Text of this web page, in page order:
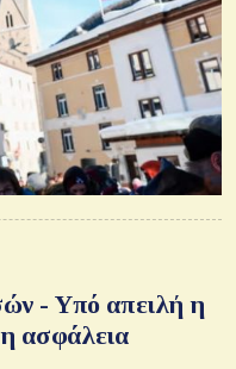
- Υπό απειλή η
ασφάλεια